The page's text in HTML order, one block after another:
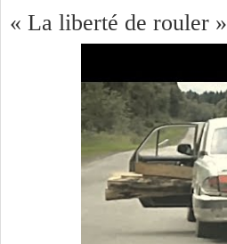
« La liberté de rouler »